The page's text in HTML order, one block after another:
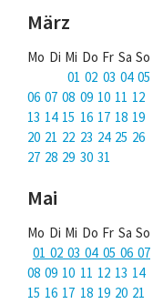
Mac Life+
März
Mo Di Mi Do Fr Sa So
01 02 03 04 05
06 07 08 09 10 11 12
13 14 15 16 17 18 19
20 21 22 23 24 25 26
27 28 29 30 31
Mai
Mo Di Mi Do Fr Sa So
01 02 03 04 05 06 07
08 09 10 11 12 13 14
15 16 17 18 19 20 21